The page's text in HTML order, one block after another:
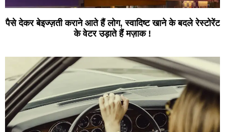
पैसे देकर बेइज्ज़ती कराने आते हैं लोग, स्वादिष्ट खाने के बदले रेस्टोरेंट
के वेटर उड़ाते हैं मज़ाक !